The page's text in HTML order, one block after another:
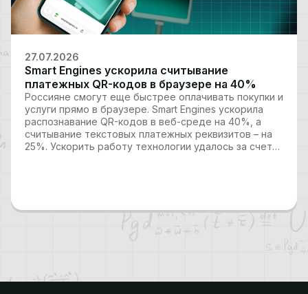
27.07.2026
Smart Engines ускорила считывание
платежных QR-кодов в браузере на 40%
Россияне смогут еще быстрее оплачивать покупки и
услуги прямо в браузере. Smart Engines ускорила
распознавание QR-кодов в веб-среде на 40%, а
считывание текстовых платежных реквизитов – на
25%. Ускорить работу технологии удалось за счет